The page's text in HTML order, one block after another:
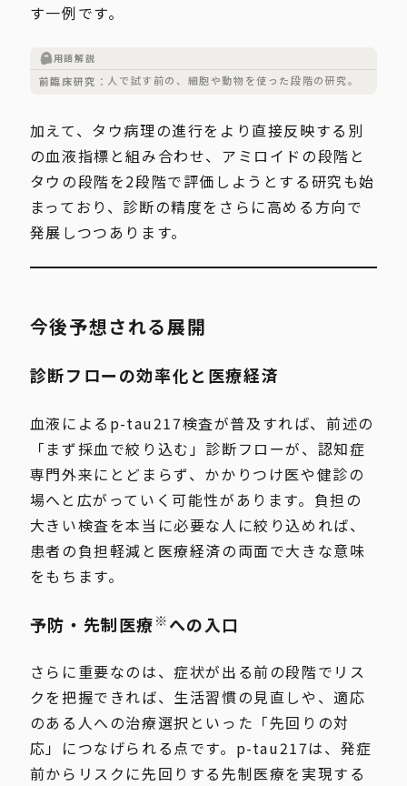
す一例です。
用語解説
前臨床研究 人で試す前の、細胞や動物を使った段階の研究。
加えて、タウ病理の進行をより直接反映する別
の血液指標と組み合わせ、アミロイドの段階と
タウの段階を2段階で評価しようとする研究も始
まっており、診断の精度をさらに高める方向で
発展しつつあります。
今後予想される展開
診断フローの効率化と医療経済
血液によるp-tau217検査が普及すれば、前述の
「まず採血で絞り込む」診断フローが、認知症
専門外来にとどまらず、かかりつけ医や健診の
場へと広がっていく可能性があります。負担の
大きい検査を本当に必要な人に絞り込めれば、
患者の負担軽減と医療経済の両面で大きな意味
をもちます。
予防・先制医療※への入口
さらに重要なのは、症状が出る前の段階でリス
クを把握できれば、生活習慣の見直しや、適応
のある人への治療選択といった「先回りの対
応」につなげられる点です。p-tau217は、発症
前からリスクに先回りする先制医療を実現する